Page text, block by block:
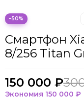
ONYX BOOX
Oukitel
Pico
POCO
−50%
Смартфон
8/256 Titan
150 000 ₽
Экономия 150 000 ₽